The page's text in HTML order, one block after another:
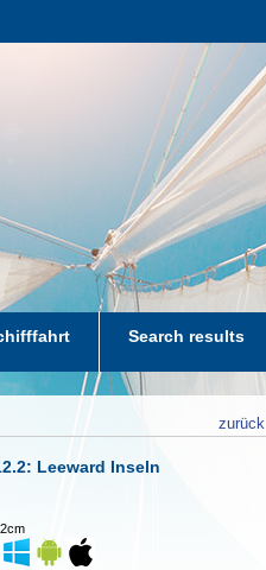
Search results
zurück
Leeward Inseln